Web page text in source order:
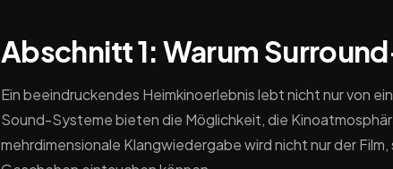
Abschnitt 1: Warum
Ein beeindruckendes Heimkinoerlebnis lebt nicht nur von
Sound-Systeme bieten die Möglichkeit, die
mehrdimensionale Klangwiedergabe wird nicht nur der